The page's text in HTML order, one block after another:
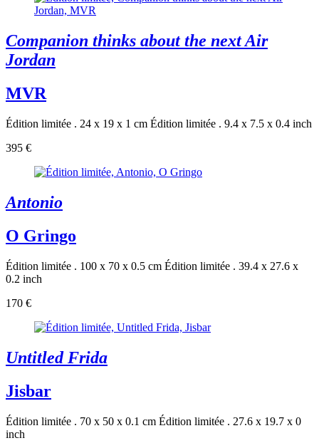
Companion thinks about the next Air
Jordan
MVR
Édition limitée . 24 x 19 x 1 cm Édition limitée . 9.4 x 7.5 x 0.4 inch
395 €
Antonio
O Gringo
Édition limitée . 100 x 70 x 0.5 cm Édition limitée . 39.4 x 27.6 x
0.2 inch
170 €
Untitled Frida
Jisbar
Édition limitée . 70 x 50 x 0.1 cm Édition limitée . 27.6 x 19.7 x 0
inch